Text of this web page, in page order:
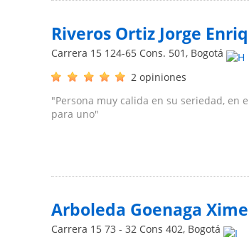
Riveros Ortiz Jorge
Carrera 15 124-65 Cons. 501, Bogotá
2 opiniones
"Persona muy calida en su seriedad,
para uno"
Arboleda Goenaga
Carrera 15 73 - 32 Cons 402, Bogotá